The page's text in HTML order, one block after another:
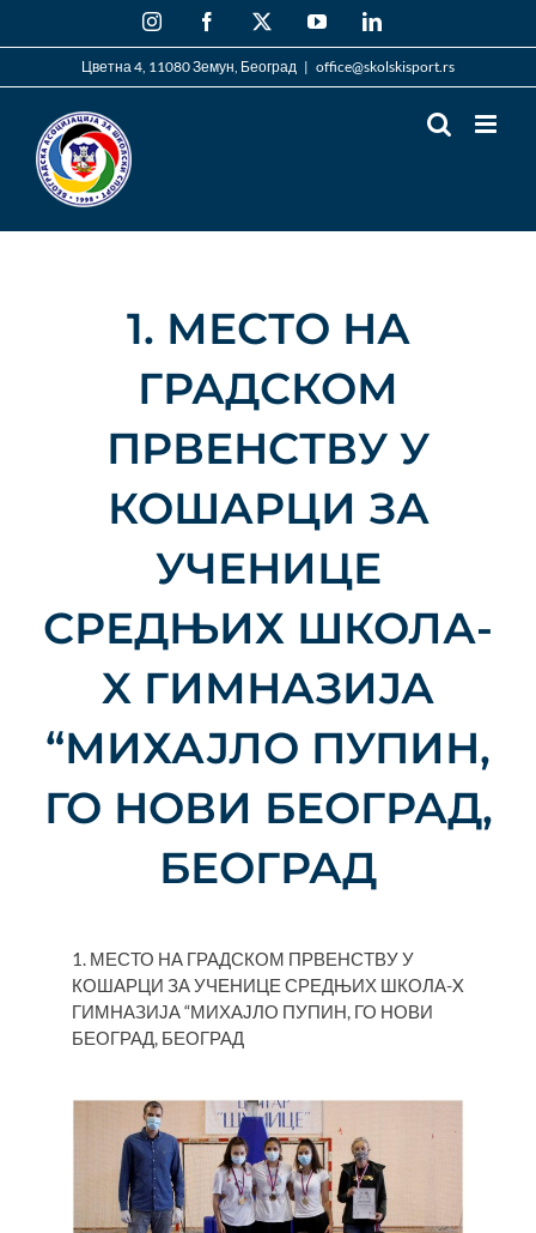
InstagramFacebook YouTubeLinkedIn
Цветна 4, 11080 Земун, Београд | office@skolskisport.rs
1. МЕСТО НА
ГРАДСКОМ
ПРВЕНСТВУ У
КОШАРЦИ ЗА
УЧЕНИЦЕ
СРЕДЊИХ ШКОЛА-
X ГИМНАЗИЈА
“МИХАЈЛО ПУПИН,
ГО НОВИ БЕОГРАД,
БЕОГРАД
1. МЕСТО НА ГРАДСКОМ ПРВЕНСТВУ У
КОШАРЦИ ЗА УЧЕНИЦЕ СРЕДЊИХ ШКОЛА-X
ГИМНАЗИЈА “МИХАЈЛО ПУПИН, ГО НОВИ
БЕОГРАД, БЕОГРАД